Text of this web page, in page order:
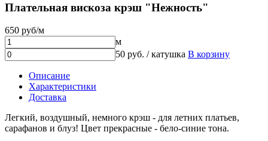
Плательная вискоза крэш "Нежность"
650 руб/м
м
50 руб. / катушка В корзину
Описание
Характеристики
Доставка
Легкий, воздушный, немного крэш - для летних платьев,
сарафанов и блуз! Цвет прекрасные - бело-синие тона.